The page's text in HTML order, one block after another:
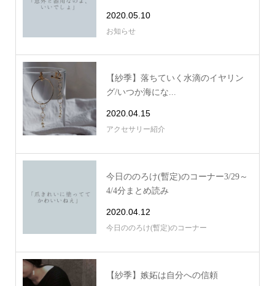
2020.05.10
お知らせ
【紗季】落ちていく水滴のイヤリン
グ/いつか海にな...
2020.04.15
アクセサリー紹介
今日ののろけ(暫定)のコーナー3/29～
4/4分まとめ読み
2020.04.12
今日ののろけ(暫定)のコーナー
【紗季】嫉妬は自分への信頼